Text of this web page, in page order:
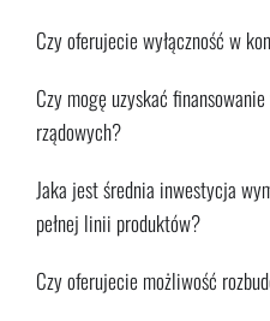
Czy oferujecie wyłączność w
Czy mogę uzyskać
rządowych?
Jaka jest średnia inwestycja
pełnej linii produktów?
Czy oferujecie możliwość